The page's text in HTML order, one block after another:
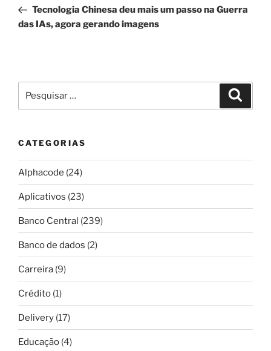
Post
anterior
Tecnologia Chinesa deu mais um passo na Guerra
das IAs, agora gerando imagens
por:
CATEGORIAS
Alphacode (24)
Aplicativos (23)
Banco Central (239)
Banco de dados (2)
Carreira (9)
Crédito (1)
Delivery (17)
Educação (4)